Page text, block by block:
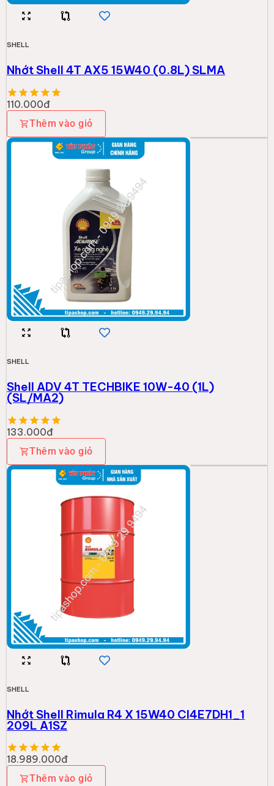
SHELL
Nhớt Shell 4T AX5 15W40 (0.8L) SLMA
110.000đ
Thêm vào giỏ
SHELL
Shell ADV 4T TECHBIKE 10W-40 (1L)
(SL/MA2)
133.000đ
Thêm vào giỏ
SHELL
Nhớt Shell Rimula R4 X 15W40 CI4E7DH1_1
209L A1SZ
18.989.000đ
Thêm vào giỏ